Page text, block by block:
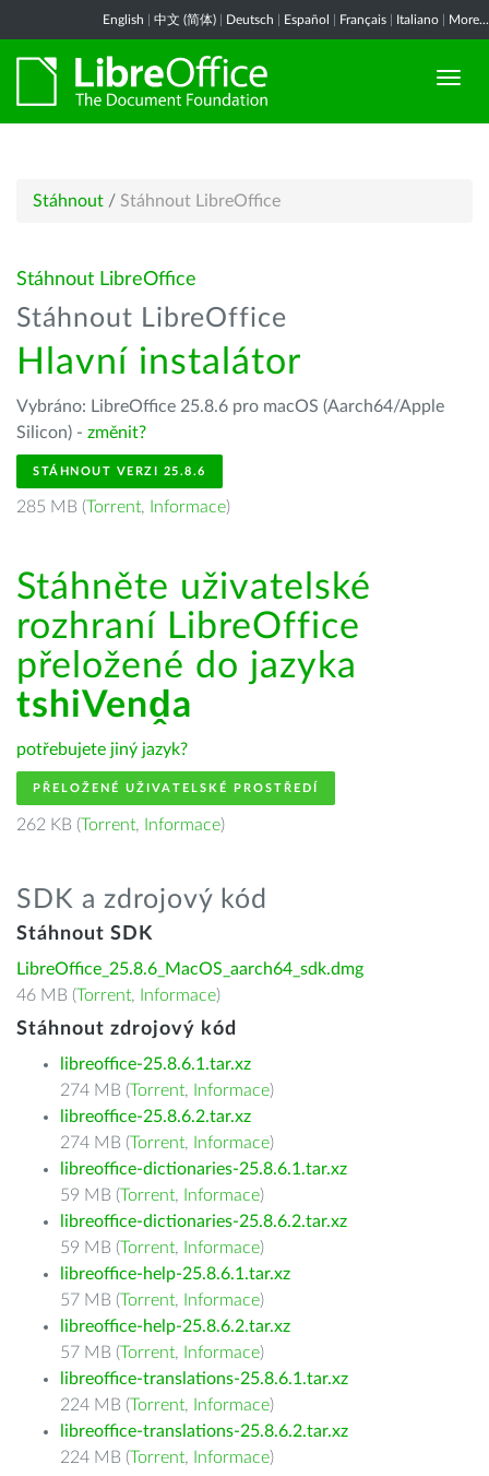
English 中文 (简体) Deutsch Español Français Italiano More...
Stáhnout / Stáhnout LibreOffice
Stáhnout LibreOffice
Stáhnout LibreOffice
Hlavní instalátor
Vybráno: LibreOffice 25.8.6 pro macOS (Aarch64/Apple
Silicon) - změnit?
STÁHNOUT VERZI 25.8.6
285 MB (Torrent, Informace)
Stáhněte uživatelské
rozhraní LibreOffice
přeložené do jazyka
tshiVenḓa
potřebujete jiný jazyk?
PŘELOŽENÉ UŽIVATELSKÉ PROSTŘEDÍ
262 KB (Torrent, Informace)
SDK a zdrojový kód
Stáhnout SDK
LibreOffice_25.8.6_MacOS_aarch64_sdk.dmg
46 MB (Torrent, Informace)
Stáhnout zdrojový kód
libreoffice-25.8.6.1.tar.xz
274 MB (Torrent, Informace)
libreoffice-25.8.6.2.tar.xz
274 MB (Torrent, Informace)
libreoffice-dictionaries-25.8.6.1.tar.xz
59 MB (Torrent, Informace)
libreoffice-dictionaries-25.8.6.2.tar.xz
59 MB (Torrent, Informace)
libreoffice-help-25.8.6.1.tar.xz
57 MB (Torrent, Informace)
libreoffice-help-25.8.6.2.tar.xz
57 MB (Torrent, Informace)
libreoffice-translations-25.8.6.1.tar.xz
224 MB (Torrent, Informace)
libreoffice-translations-25.8.6.2.tar.xz
224 MB (Torrent, Informace)